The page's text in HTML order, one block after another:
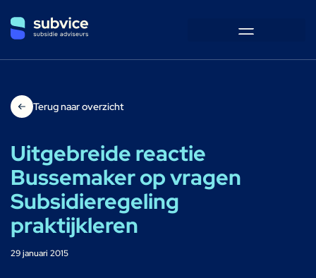
Terug naar overzicht
Uitgebreide reactie
Bussemaker op vragen
Subsidieregeling
praktijkleren
29 januari 2015